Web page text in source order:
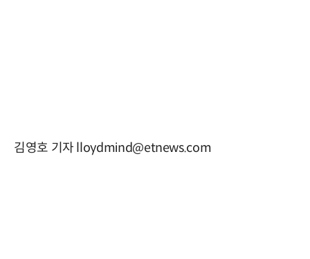
김영호 기자 lloydmind@etnews.com